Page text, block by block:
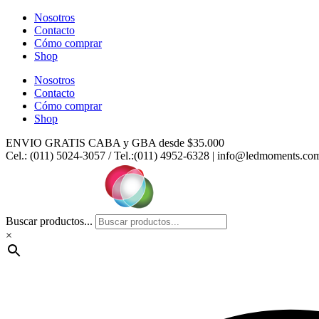
contenido
Nosotros
Contacto
Cómo comprar
Shop
Nosotros
Contacto
Cómo comprar
Shop
ENVIO GRATIS CABA y GBA desde $35.000
Cel.: (011) 5024-3057 / Tel.:(011) 4952-6328 |
Buscar productos...
×